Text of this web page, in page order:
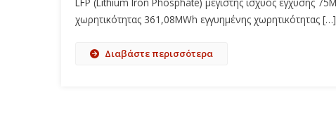
LFP (Lithium Iron Phosphate) μέγιστης ισχύος έγχυσης
χωρητικότητας 361,08MWh εγγυημένης χωρητικότητας […]
Διαβάστε περισσότερα